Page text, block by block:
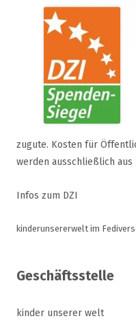
zugute. Kosten für
werden ausschließlich
Infos zum DZI
kinderunsererwelt im
Geschäftsstelle
kinder unserer welt